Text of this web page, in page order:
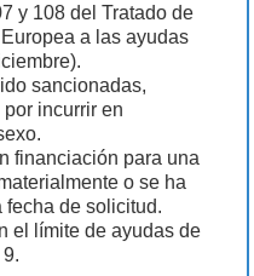
y 108 del Tratado de
a las ayudas
sancionadas,
incurrir en
financiación para una
o se ha
fecha de solicitud.
el límite de ayudas de